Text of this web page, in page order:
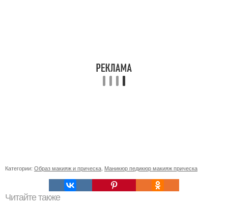
Категории: Образ макияж и прическа Маникюр педикюр макияж прическа
Читайте также